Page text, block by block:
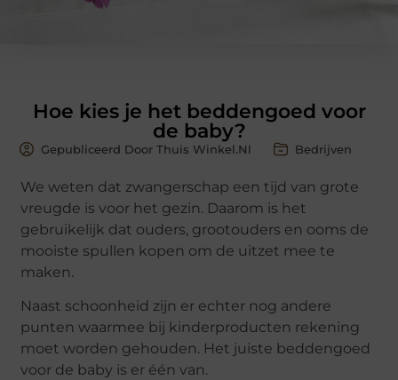
Hoe kies je het beddengoed voor
de baby?
Gepubliceerd Door Thuis Winkel.nl Bedrijven
We weten dat zwangerschap een tijd van grote
vreugde is voor het gezin. Daarom is het
gebruikelijk dat ouders, grootouders en ooms de
mooiste spullen kopen om de uitzet mee te
maken.
Naast schoonheid zijn er echter nog andere
punten waarmee bij kinderproducten rekening
moet worden gehouden. Het juiste beddengoed
voor de baby is er één van.